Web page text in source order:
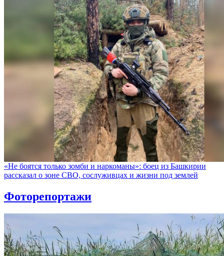
«Не боятся только зомби и наркоманы»: боец из Башкирии
рассказал о зоне СВО, сослуживцах и жизни под землей
Фоторепортажи